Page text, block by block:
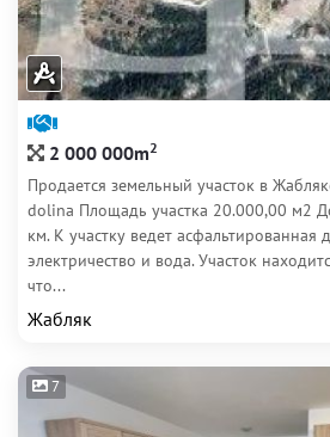
2 000 000m2
Продается земельный участок в
dolina Площадь участка 20.000,00 м2
км. К участку ведет асфальтированная
электричество и вода. Участок
что...
Жабляк
7